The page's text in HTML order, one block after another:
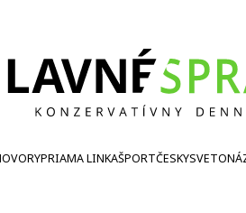
PRIAMA LINKAŠPORTČESKY